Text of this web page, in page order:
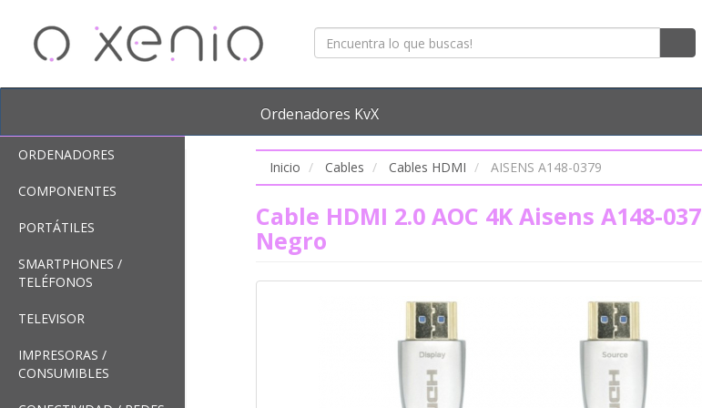
Ordenadores KvX
ORDENADORES
COMPONENTES
PORTÁTILES
SMARTPHONES /
TELÉFONOS
TELEVISOR
IMPRESORAS /
CONSUMIBLES
Inicio Cables Cables HDMI AISENS A148-0379
Cable HDMI 2.0 AOC 4K Aisens A148-
Negro